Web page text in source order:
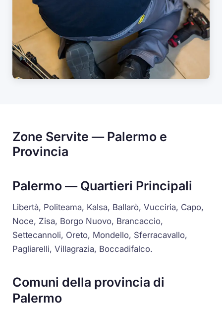
Zone Servite — Palermo e
Provincia
Palermo — Quartieri Principali
Libertà, Politeama, Kalsa, Ballarò, Vucciria, Capo,
Noce, Zisa, Borgo Nuovo, Brancaccio,
Settecannoli, Oreto, Mondello, Sferracavallo,
Pagliarelli, Villagrazia, Boccadifalco.
Comuni della provincia di
Palermo